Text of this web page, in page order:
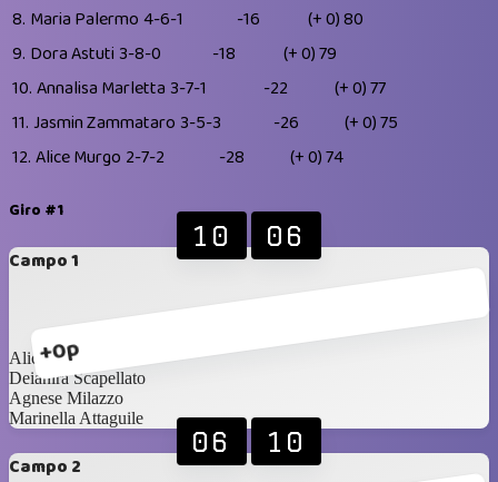
8. Maria Palermo 4-6-1 -16 (+ 0)80
9. Dora Astuti 3-8-0 -18 (+ 0)79
10. Annalisa Marletta 3-7-1 -22 (+ 0)77
11. Jasmin Zammataro 3-5-3 -26 (+ 0)75
12. Alice Murgo 2-7-2 -28 (+ 0)74
Giro #1
Campo 1
+0p
10 06
Alice Murgo
Deianira Scapellato
Agnese Milazzo
Marinella Attaguile
Campo 2
06 10